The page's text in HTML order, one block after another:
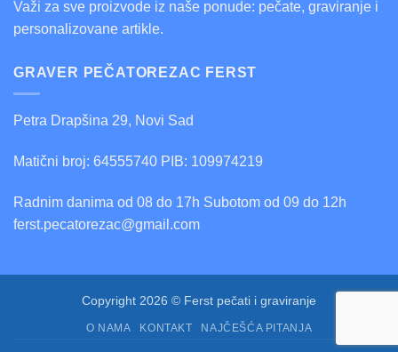
Važi za sve proizvode iz naše ponude: pečate, graviranje i
personalizovane artikle.
GRAVER PEČATOREZAC FERST
Petra Drapšina 29, Novi Sad
Matični broj: 64555740 PIB: 109974219
Radnim danima od 08 do 17h Subotom od 09 do 12h
ferst.pecatorezac@gmail.com
Copyright 2026 © Ferst pečati i graviranje
O NAMA KONTAKT NAJČEŠĆA PITANJA